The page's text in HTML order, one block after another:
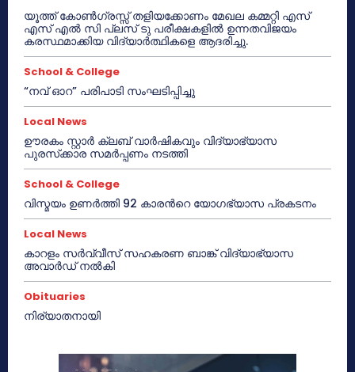
യൂത്ത് കോൺഗ്രസ്സ് തളിയക്കോണം മേഖല കമ്മറ്റി എസ്
എസ് എൽ സി പ്ലസ് ടു പരീക്ഷകളിൽ ഉന്നതവിജയം
കരസ്ഥമാക്കിയ വിദ്യാർത്ഥികളെ ആദരിച്ചു.
School & College
“നവ് ഓറ” പരിപാടി സംഘടിപ്പിച്ചു
Local News
ഊരകം സ്റ്റാർ ക്ലബ് വാർഷികവും വിദ്യാഭ്യാസ
പുരസ്‌ക്കാര സമർപ്പണം നടത്തി
School & College
വിസ്മയം ഉണർത്തി 92 കാരൻറെ യോഗഭ്യാസ പ്രകടനം
Local News
കാറളം സർവ്വീസ് സഹകരണ ബാങ്ക് വിദ്യാഭ്യാസ
അവാർഡ് നൽകി
Obituaries
നിര്യാതനായി